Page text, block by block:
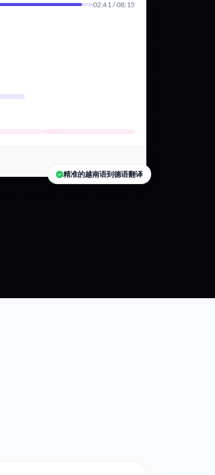
02:41 / 08:15
精准的越南语到德语翻译